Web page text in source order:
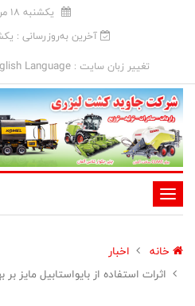
يکشنبه 18 مرداد 1405
آخرین به‌روزرسانی : يکشنبه 12
تغییر زبان سایت :Language
تغییر
وضعیت
ناوبری
خانه
اخبار
اثرات استفاده از بايواستابيل مايز